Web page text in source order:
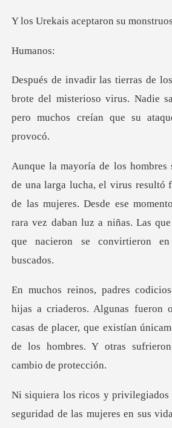
taron su
ma
brote del misterioso virus. Nadie
p
de las mujeres. Desde ese
rara vez daban luz a
ueron
casas de placer, que existían
ridad de las mujeres en sus